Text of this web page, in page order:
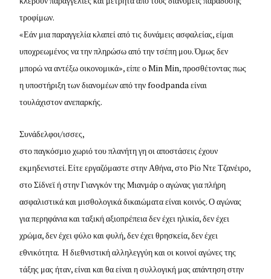
τροφίμων.
«Εάν μια παραγγελία κλαπεί από τις δυνάμεις ασφαλείας, είμαι
υποχρεωμένος να την πληρώσω από την τσέπη μου. Όμως δεν
μπορώ να αντέξω οικονομικά», είπε ο Min Min, προσθέτοντας πως
η υποστήριξη των διανομέων από την foodpanda είναι
τουλάχιστον ανεπαρκής.
Συνάδελφοι/ισσες,
στο παγκόσμιο χωριό του πλανήτη γη οι αποστάσεις έχουν
εκμηδενιστεί. Είτε εργαζόμαστε στην Αθήνα, στο Ρίο Ντε Τζανέιρο,
στο Σίδνεϊ ή στην Γιανγκόν της Μιανμάρ ο αγώνας για πλήρη
ασφαλιστικά και μισθολογικά δικαιώματα είναι κοινός. Ο αγώνας
για περηφάνια και ταξική αξιοπρέπεια δεν έχει ηλικία, δεν έχει
χρώμα, δεν έχει φύλο και φυλή, δεν έχει θρησκεία, δεν έχει
εθνικότητα. Η διεθνιστική αλληλεγγύη και οι κοινοί αγώνες της
τάξης μας ήταν, είναι και θα είναι η συλλογική μας απάντηση στην